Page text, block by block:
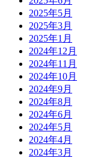
2025年5月
2025年3月
2025年1月
2024年12月
2024年11月
2024年10月
2024年9月
2024年8月
2024年6月
2024年5月
2024年4月
2024年3月